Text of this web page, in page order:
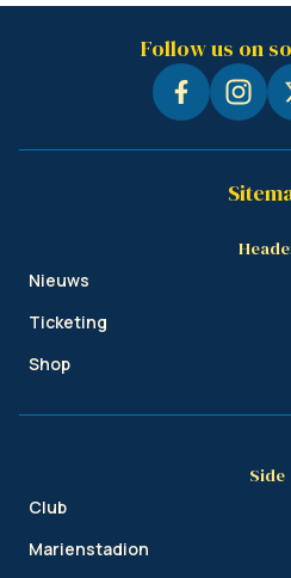
Follow us on
Nieuws
Ticketing
Shop
Side
Club
Marienstadion